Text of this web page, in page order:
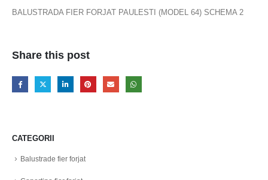
BALUSTRADA FIER FORJAT PAULESTI (MODEL 64) SCHEMA 2
Share this post
CATEGORII
Balustrade fier forjat